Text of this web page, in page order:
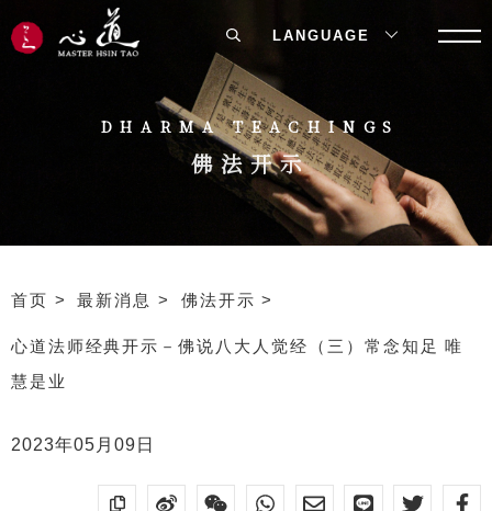
DHARMA TEACHINGS
佛法开示
首页 最新消息 佛法开示
心道法师经典开示－佛说八大人觉经（三）常念知足 唯
慧是业
2023年05月09日
LANGUAGE